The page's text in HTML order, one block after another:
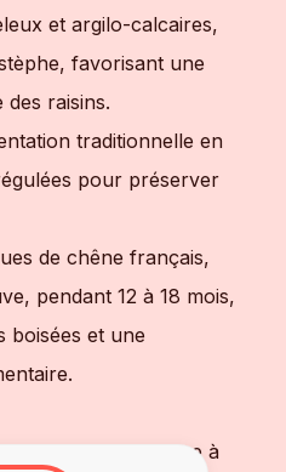
et argilo-calcaires,
favorisant une
raisins.
traditionnelle en
pour préserver
de chêne français,
pendant 12 à 18 mois,
boisées et une
accompagne à